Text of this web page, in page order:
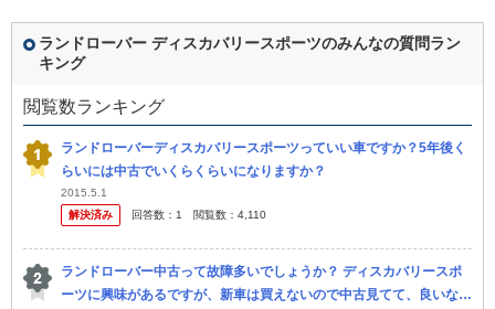
ランドローバー ディスカバリースポーツのみんなの質問ラン
キング
閲覧数ランキング
ランドローバーディスカバリースポーツっていい車ですか？5年後く
らいには中古でいくらくらいになりますか？
2015.5.1
解決済み
回答数： 1 閲覧数： 4,110
ランドローバー中古って故障多いでしょうか？ ディスカバリースポ
ーツに興味があるですが、新車は買えないので中古見てて、良いなぁ